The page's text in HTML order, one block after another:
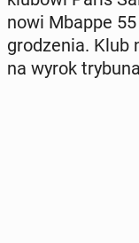
no­wi Mbappe
gro­dze­nia. Klub
na wyrok